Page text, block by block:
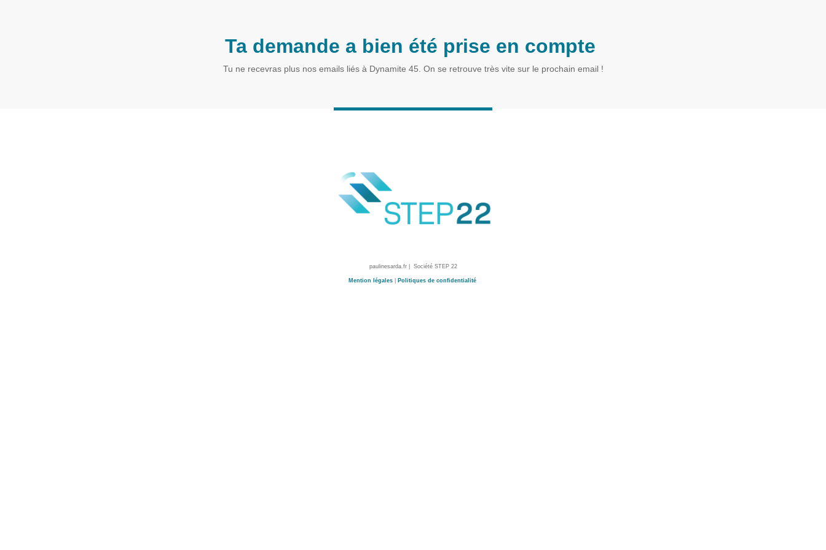
Ta demande a bien été prise en compte
Tu ne recevras plus nos emails liés à Dynamite 45. On se retrouve très vite sur le prochain email !
paulinesarda.fr | Société STEP 22
Mention légales| Politiques de confidentialité